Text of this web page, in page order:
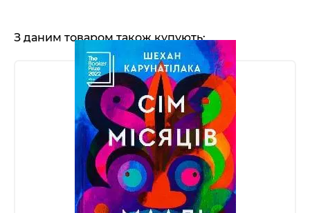
З даним товаром також купують: